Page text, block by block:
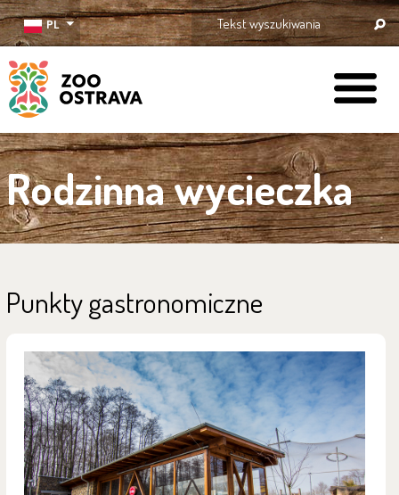
PL
ZOO Ostrava
Rodzinna wycieczka
Punkty gastronomiczne